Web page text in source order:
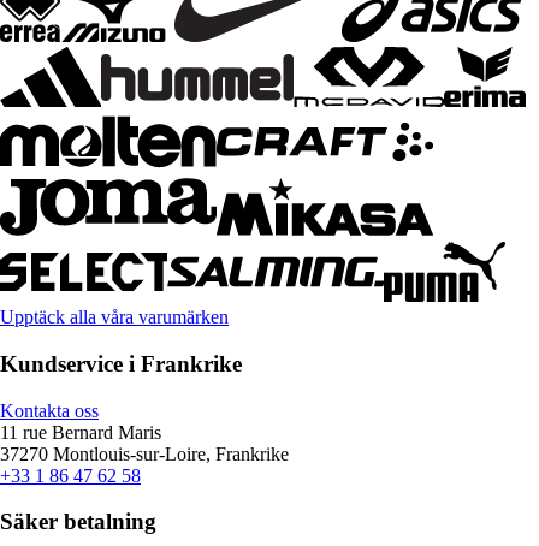
Upptäck alla våra varumärken
Kundservice i Frankrike
Kontakta oss
11 rue Bernard Maris
37270 Montlouis-sur-Loire, Frankrike
+33 1 86 47 62 58
Säker betalning